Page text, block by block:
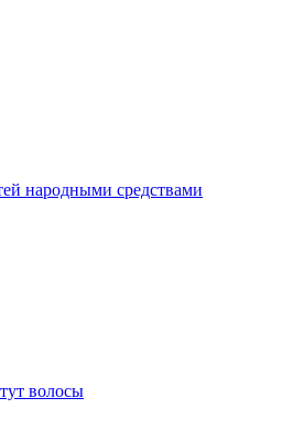
народными средствами
волосы